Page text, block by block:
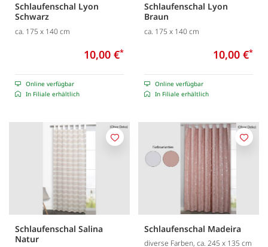
Schlaufenschal Lyon
Schwarz
ca. 175 x 140 cm
10,00 €*
Online verfügbar
In Filiale erhältlich
Schlaufenschal Lyon
Braun
ca. 175 x 140 cm
10,00 €*
Online verfügbar
In Filiale erhältlich
Schlaufenschal Salina
Natur
Merken
Schlaufenschal Madeira
diverse Farben, ca. 245 x 135 cm